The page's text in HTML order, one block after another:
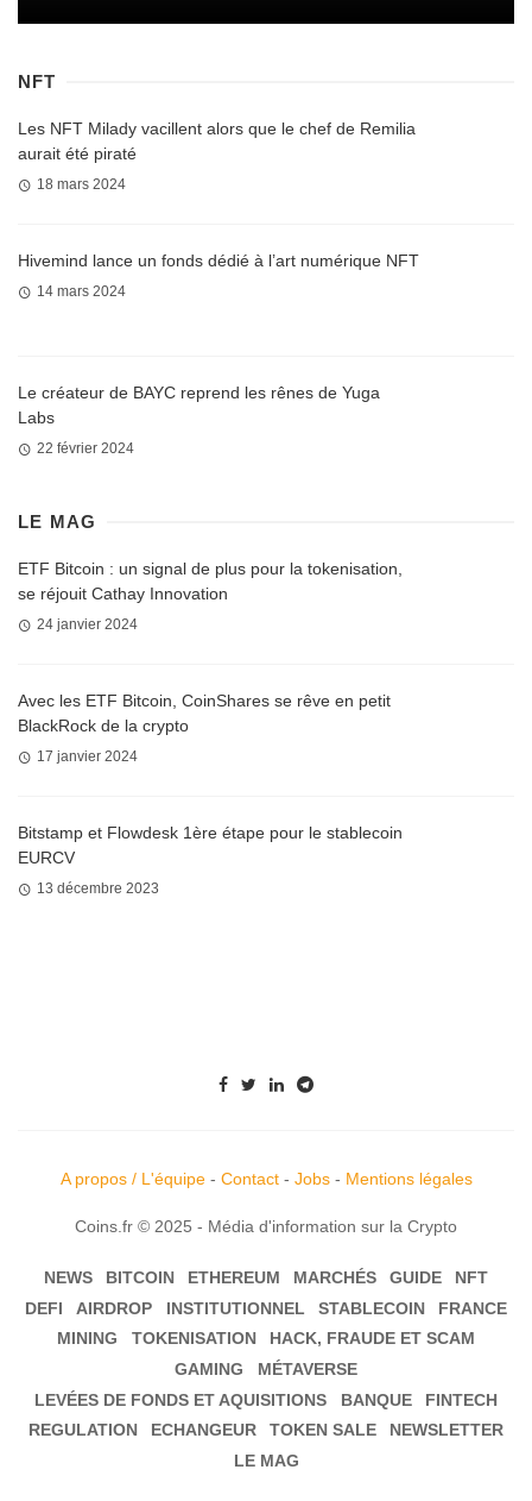
NFT
Les NFT Milady vacillent alors que le chef de Remilia
aurait été piraté
18 mars 2024
Hivemind lance un fonds dédié à l’art numérique NFT
14 mars 2024
Le créateur de BAYC reprend les rênes de Yuga
Labs
22 février 2024
LE MAG
ETF Bitcoin : un signal de plus pour la tokenisation,
se réjouit Cathay Innovation
24 janvier 2024
Avec les ETF Bitcoin, CoinShares se rêve en petit
BlackRock de la crypto
17 janvier 2024
Bitstamp et Flowdesk 1ère étape pour le stablecoin
EURCV
13 décembre 2023
A propos / L'équipe- Contact- Jobs- Mentions légales
Coins.fr © 2025 - Média d'information sur la Crypto
NEWS BITCOIN ETHEREUM MARCHÉS GUIDE
NFT
DEFI
AIRDROP INSTITUTIONNEL STABLECOIN
FRANCE
MINING
TOKENISATION
HACK, FRAUDE ET SCAM
GAMING
MÉTAVERSE
LEVÉES DE FONDS ET AQUISITIONS
BANQUE
FINTECH
REGULATION
ECHANGEUR TOKEN SALE
NEWSLETTER
LE MAG